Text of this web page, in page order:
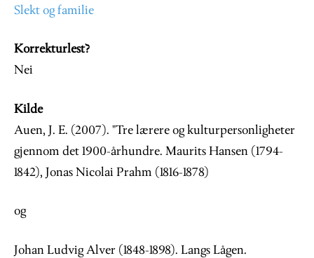
Slekt og familie
Korrekturlest?
Nei
Kilde
Auen, J. E. (2007). "Tre lærere og kulturpersonligheter
gjennom det 1900-århundre. Maurits Hansen (1794-
1842), Jonas Nicolai Prahm (1816-1878)
og
Johan Ludvig Alver (1848-1898). Langs Lågen.